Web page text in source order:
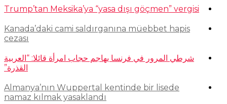
Trump’tan Meksika’ya “yasa dışı göçmen” vergisi
Kanada’daki cami saldırganına müebbet hapis
cezası
شرطي المرور في فرنسا يهاجم حجاب امرأة قائلا: “العربية
القذرة”
Almanya’nın Wuppertal kentinde bir lisede
namaz kılmak yasaklandı